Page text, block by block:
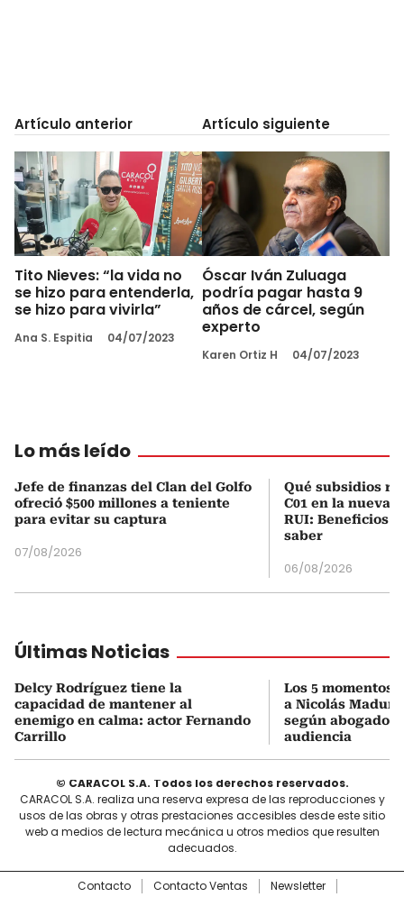
Artículo anterior
Tito Nieves: “la vida no
se hizo para entenderla,
se hizo para vivirla”
Ana S. Espitia 04/07/2023
Artículo siguiente
Óscar Iván Zuluaga
podría pagar hasta 9
años de cárcel, según
experto
Karen Ortiz H 04/07/2023
Lo más leído
Jefe de finanzas del Clan del Golfo
ofreció $500 millones a teniente
para evitar su captura
07/08/2026
Qué subsidios
C01 en la nueva
RUI: Beneficios
saber
06/08/2026
Últimas Noticias
Delcy Rodríguez tiene la
capacidad de mantener al
enemigo en calma: actor Fernando
Carrillo
Los 5 momentos
a Nicolás Maduro
según abogado
audiencia
© CARACOL S.A. Todos los derechos reservados.
CARACOL S.A. realiza una reserva expresa de las reproducciones y
usos de las obras y otras prestaciones accesibles desde este sitio
web a medios de lectura mecánica u otros medios que resulten
adecuados.
Contacto Contacto Ventas Newsletter